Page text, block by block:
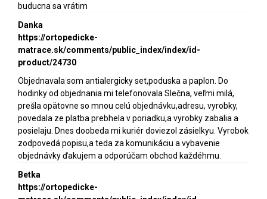
buducna sa vrátim
Danka
https://ortopedicke-
matrace.sk/comments/public_index/index/id-
product/24730
Objednavala som antialergicky set,poduska a paplon. Do
hodinky od objednania mi telefonovala Slečna, veľmi milá,
prešla opätovne so mnou celú objednávku,adresu, vyrobky,
povedala ze platba prebhela v poriadku,a vyrobky zabalia a
posielaju. Dnes doobeda mi kuriér doviezol zásielkyu. Vyrobok
zodpovedá popisu,a teda za komunikáciu a vybavenie
objednávky ďakujem a odporúčam obchod každéhmu.
Betka
https://ortopedicke-